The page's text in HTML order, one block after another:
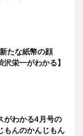
たな紙幣の顔
沢栄一がわかる】
がわかる4月号の
もんのかんじもん